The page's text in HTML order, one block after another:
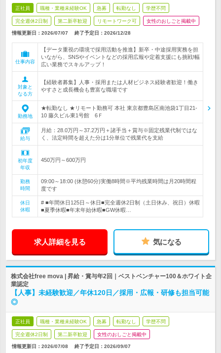
正社員 職種・業種未経験OK 急募 転勤なし 学歴不問
完全週休2日制 第二新卒歓迎 リモートワーク可 女性のおしごと掲載中
情報更新日：2026/07/07 終了予定日： 2026/12/28
仕事内容
【データ重視の環境で採用活動を推進】新卒・中途採用実務を担
いながら、SNSやイベントなどの採用広報や定着支援にも挑戦!幅
広い業務でスキルアップ！
対象と
なる方
【経験者募集】人事・採用または人材ビジネス経験者歓迎！働き
やすさと成長機会も豊富な職場です
勤務地
★転勤なし ★リモート勤務可 本社 東京都豊島区南池袋1丁目21-
10 藤久ビル東1号館 6Ｆ
給与
月給：28.0万円～37.2万円＋諸手当＋賞与※固定残業代制ではな
く、法定時間を超えた分は1分単位で残業代を支給
初年度
年収
450万円～600万円
勤務
時間
09:00～18:00 (休憩60分)実働8時間※平均残業時間は月20時間程
度です
休日
休暇
# ■年間休日125日～休日■完全週休2日制（土日休み、祝日）休暇
■夏季休暇■年末年始休暇■GW休暇…
求人詳細を見る 気になる
株式会社free mova | 昇給・賞与年2回｜ベストベンチャー100＆ホワイト企
業認定
【人事】未経験歓迎／年休120日／採用・広報・研修も担当可能
◎
正社員 職種・業種未経験OK 急募 転勤なし 学歴不問
完全週休2日制 第二新卒歓迎 女性のおしごと掲載中
情報更新日：2026/07/08 終了予定日： 2026/09/07